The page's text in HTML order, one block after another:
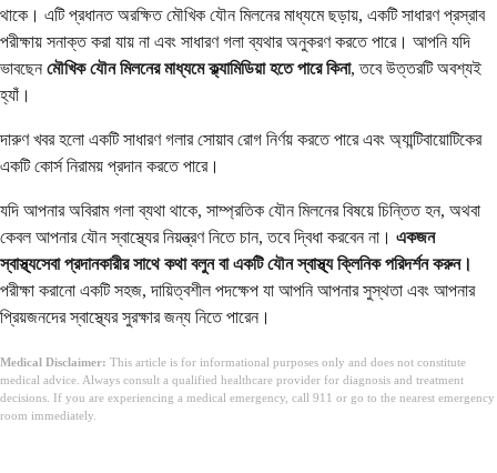
থাকে। এটি প্রধানত অরক্ষিত মৌখিক যৌন মিলনের মাধ্যমে ছড়ায়, একটি সাধারণ প্রস্রাব
পরীক্ষায় সনাক্ত করা যায় না এবং সাধারণ গলা ব্যথার অনুকরণ করতে পারে। আপনি যদি
ভাবছেন মৌখিক যৌন মিলনের মাধ্যমে ক্ল্যামিডিয়া হতে পারে কিনা, তবে উত্তরটি অবশ্যই
হ্যাঁ।
দারুণ খবর হলো একটি সাধারণ গলার সোয়াব রোগ নির্ণয় করতে পারে এবং অ্যান্টিবায়োটিকের
একটি কোর্স নিরাময় প্রদান করতে পারে।
যদি আপনার অবিরাম গলা ব্যথা থাকে, সাম্প্রতিক যৌন মিলনের বিষয়ে চিন্তিত হন, অথবা
কেবল আপনার যৌন স্বাস্থ্যের নিয়ন্ত্রণ নিতে চান, তবে দ্বিধা করবেন না। একজন
স্বাস্থ্যসেবা প্রদানকারীর সাথে কথা বলুন বা একটি যৌন স্বাস্থ্য ক্লিনিক পরিদর্শন করুন।
পরীক্ষা করানো একটি সহজ, দায়িত্বশীল পদক্ষেপ যা আপনি আপনার সুস্থতা এবং আপনার
প্রিয়জনদের স্বাস্থ্যের সুরক্ষার জন্য নিতে পারেন।
Medical Disclaimer: This article is for informational purposes only and does not constitute
medical advice. Always consult a qualified healthcare provider for diagnosis and treatment
decisions. If you are experiencing a medical emergency, call 911 or go to the nearest emergency
room immediately.